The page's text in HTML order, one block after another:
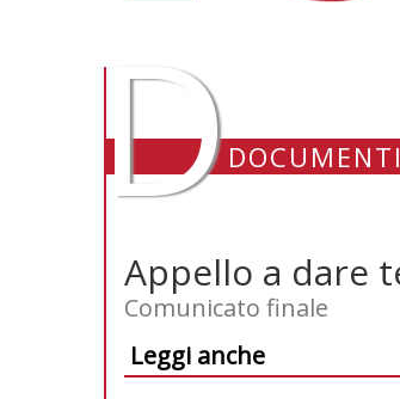
DDOCUMENTI
Appello a dare
Comunicato finale
Leggi anche